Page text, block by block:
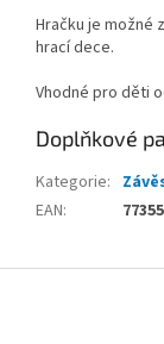
Hračku je možné
hrací dece.
Vhodné pro děti
Doplňkové
Kategorie:
EAN: